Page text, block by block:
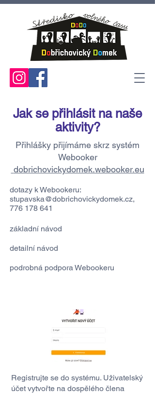
Jak se přihlásit na naše
aktivity?
Přihlášky přijímáme skrz systém
Webooker
dobrichovickydomek.webooker.eu
dotazy k Webookeru:
stupavska@dobrichovickydomek.cz,
776 178 641
základní návod
detailní návod
podrobná podpora Webookeru
Registrujte se do systému. Uživatelský
účet vytvořte na dospělého člena